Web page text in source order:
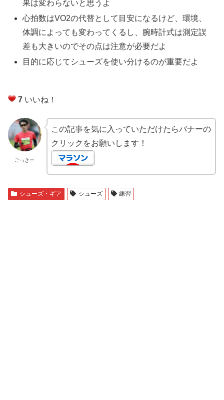
果は変わらないと思うよ
心拍数はVO2の代替として目安になるけど、環境、
体調によっても変わってくるし、腕時計式は測定誤
差も大きいのでその点は注意が必要だよ
目的に応じてシューズを使い分けるのが重要だよ
7 いいね！
ごっきー
この記事を気に入っていただけたらバナーの
クリックをお願いします！
シューズ・ギア シューズ 練習